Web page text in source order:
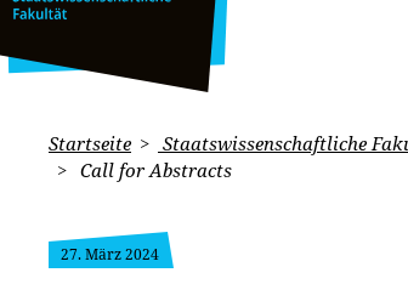
Startseite Staatswissenschaftliche
Call for Abstracts
27. März 2024